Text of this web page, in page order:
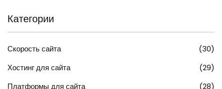
Категории
Скорость сайта
(30)
Хостинг для сайта
(29)
Платформы для сайта
(28)